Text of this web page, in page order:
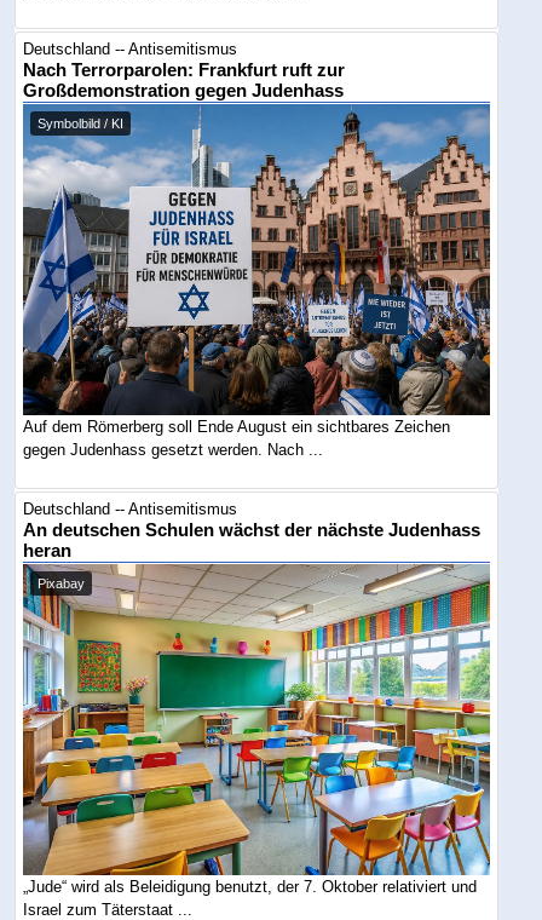
Deutschland -- Antisemitismus
Nach Terrorparolen: Frankfurt ruft zur
Großdemonstration gegen Judenhass
Symbolbild / KI
Auf dem Römerberg soll Ende August ein sichtbares Zeichen
gegen Judenhass gesetzt werden. Nach ...
Deutschland -- Antisemitismus
An deutschen Schulen wächst der nächste Judenhass
heran
Pixabay
„Jude“ wird als Beleidigung benutzt, der 7. Oktober relativiert und
Israel zum Täterstaat ...